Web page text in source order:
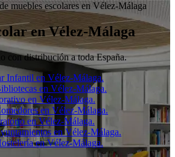
escolares en Vélez-Málaga
enVélez-Málaga
con distribución a toda España.
Infantil en Vélez-Málaga.
en Vélez-Málaga.
en Vélez-Málaga.
en Vélez-Málaga.
en Vélez-Málaga.
en Vélez-Málaga.
en Vélez-Málaga.